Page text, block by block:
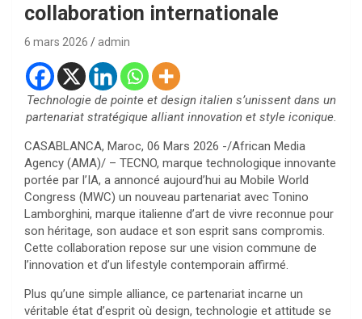
collaboration internationale
6 mars 2026 admin
Technologie de pointe et design italien s’unissent dans un
partenariat stratégique alliant innovation et style iconique.
CASABLANCA, Maroc, 06 Mars 2026 -/African Media
Agency (AMA)/ – TECNO, marque technologique innovante
portée par l’IA, a annoncé aujourd’hui au Mobile World
Congress (MWC) un nouveau partenariat avec Tonino
Lamborghini, marque italienne d’art de vivre reconnue pour
son héritage, son audace et son esprit sans compromis.
Cette collaboration repose sur une vision commune de
l’innovation et d’un lifestyle contemporain affirmé.
Plus qu’une simple alliance, ce partenariat incarne un
véritable état d’esprit où design, technologie et attitude se